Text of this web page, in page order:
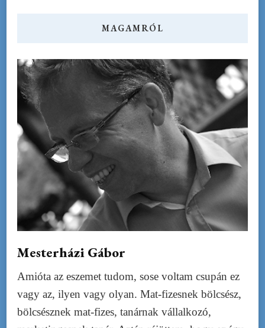
MAGAMRÓL
Mesterházi Gábor
Amióta az eszemet tudom, sose voltam csupán ez
vagy az, ilyen vagy olyan. Mat-fizesnek bölcsész,
bölcsésznek mat-fizes, tanárnak vállalkozó,